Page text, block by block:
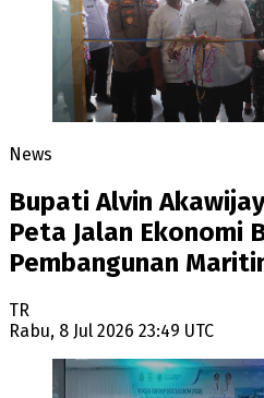
News
Bupati Alvin
Peta Jalan Ekonomi
Pembangunan
TR
Rabu, 8 Jul 2026 23:49 UTC